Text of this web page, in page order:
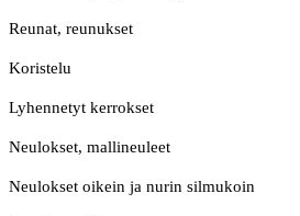
Reunat, reunukset
Koristelu
Lyhennetyt kerrokset
Neulokset, mallineuleet
Neulokset oikein ja nurin silmukoin